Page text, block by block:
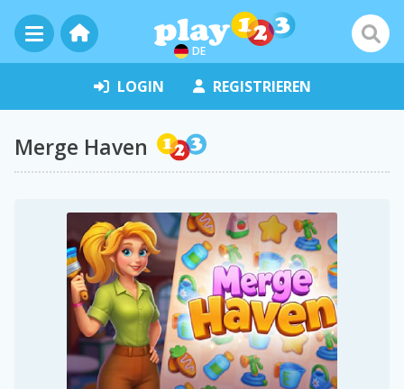
DE
LOGIN REGISTRIEREN
Merge Haven